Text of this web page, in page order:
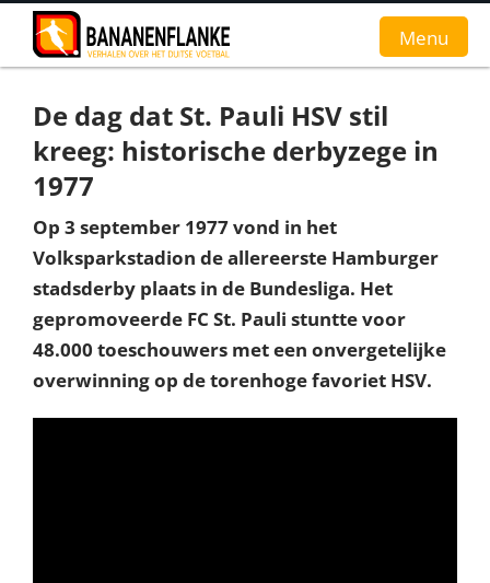
Home
Nieuws
Interviews
Groundhopverhalen
De fans
Achtergrond
Menu
De dag dat St. Pauli HSV stil
kreeg: historische derbyzege in
1977
Op 3 september 1977 vond in het
Volksparkstadion de allereerste Hamburger
stadsderby plaats in de Bundesliga. Het
gepromoveerde FC St. Pauli stuntte voor
48.000 toeschouwers met een onvergetelijke
overwinning op de torenhoge favoriet HSV.